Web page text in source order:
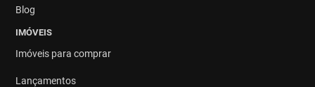
Blog
IMÓVEIS
Imóveis para comprar
Lançamentos